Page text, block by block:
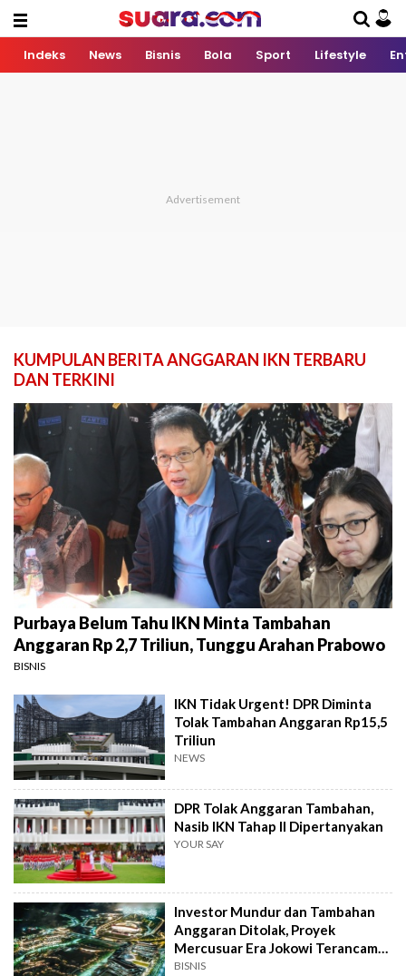
Indeks News Bisnis Bola Sport Lifestyle
KUMPULAN BERITA ANGGARAN IKN TERBARU
DAN TERKINI
Purbaya Belum Tahu IKN Minta Tambahan
Anggaran Rp 2,7 Triliun, Tunggu Arahan Prabowo
BISNIS
IKN Tidak Urgent! DPR Diminta
Tolak Tambahan Anggaran Rp15,5
Triliun
NEWS
DPR Tolak Anggaran Tambahan,
Nasib IKN Tahap II Dipertanyakan
YOUR SAY
Investor Mundur dan Tambahan
Anggaran Ditolak, Proyek
Mercusuar Era Jokowi Terancam
Mangkrak?
BISNIS